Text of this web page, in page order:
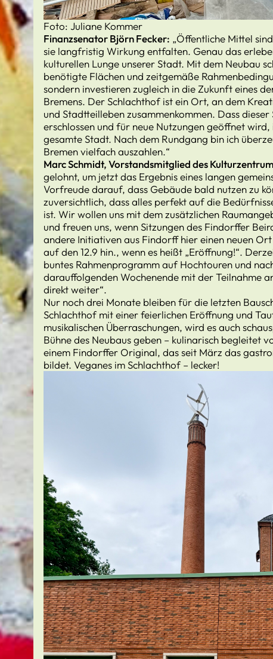
Foto: Juliane Kommer
Finanzsenator Björn Fecker: „Öffentliche Mittel
sie langfristig Wirkung entfalten. Genau das
kulturellen Lunge unserer Stadt. Mit dem Neubau
benötigte Flächen und zeitgemäße
sondern investieren zugleich in die Zukunft eines
Bremens. Der Schlachthof ist ein Ort, an dem
und Stadtteilleben zusammenkommen. Dass
erschlossen und für neue Nutzungen geöffnet
gesamte Stadt. Nach dem Rundgang bin ich
Bremen vielfach auszahlen.“
Marc Schmidt, Vorstandsmitglied des
gelohnt, um jetzt das Ergebnis eines langen
Vorfreude darauf, dass Gebäude bald nutzen zu
zuversichtlich, dass alles perfekt auf die
ist. Wir wollen uns mit dem zusätzlichen
und freuen uns, wenn Sitzungen des Findorffer
andere Initiativen aus Findorff hier einen neuen
auf den 12.9 hin., wenn es heißt „Eröffnung!“.
buntes Rahmenprogramm auf Hochtouren und
darauffolgenden Wochenende mit der Teilnahme
direkt weiter“.
Nur noch drei Monate bleiben für die letzten
Schlachthof mit einer feierlichen Eröffnung und
musikalischen Überraschungen, wird es auch
Bühne des Neubaus geben – kulinarisch begleitet
einem Findorffer Original, das seit März das
bildet. Veganes im Schlachthof – lecker!